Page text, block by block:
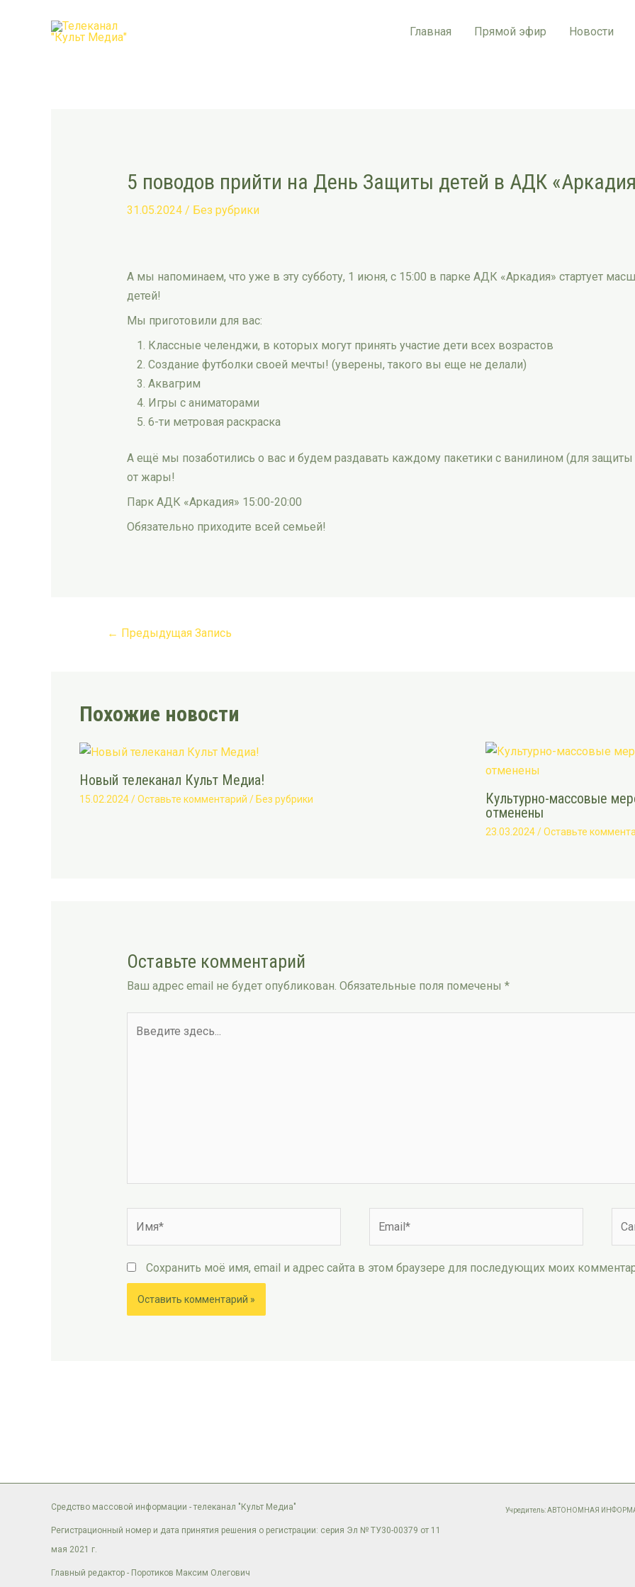
Главная Прямой эфир Новости
5 поводов прийти на День Защиты детей в АДК
31.05.2024 / Без рубрики
А мы напоминаем, что уже в эту субботу, 1 июня, с 15:00 в парке АДК «Аркадия» стартует
детей!
Мы приготовили для вас:
Классные челенджи, в которых могут принять участие дети всех возрастов
Создание футболки своей мечты! (уверены, такого вы еще не делали)
Аквагрим
Игры с аниматорами
6-ти метровая раскраска
А ещё мы позаботились о вас и будем раздавать каждому пакетики с ванилином (для
от жары!
Парк АДК «Аркадия» 15:00-20:00
Обязательно приходите всей семьей!
navigation
← Предыдущая Запись
Похожие новости
Новый телеканал Культ Медиа!
15.02.2024/Оставьте комментарий / Без рубрики
Культурно-массовые
отменены
23.03.2024/Оставьте
Оставьте комментарий
Ваш адрес email не будет опубликован. Обязательные поля помечены *
здесь...
Сохранить моё имя, email и адрес сайта в этом браузере для последующих моих
Средство массовой информации - телеканал "Культ Медиа"
Регистрационный номер и дата принятия решения о регистрации: серия Эл № ТУ30-00379 от 11
мая 2021 г.
Главный редактор - Поротиков Максим Олегович
Учредитель: АВТОНОМНАЯ